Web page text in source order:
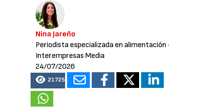
Nina Jareño
Periodista especializada en alimentación ·
Interempresas Media
24/07/2026
21725